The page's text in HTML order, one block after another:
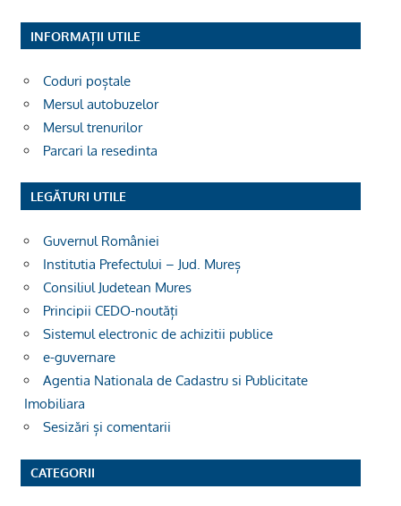
INFORMAȚII UTILE
Coduri poștale
Mersul autobuzelor
Mersul trenurilor
Parcari la resedinta
LEGĂTURI UTILE
Guvernul României
Institutia Prefectului – Jud. Mureș
Consiliul Judetean Mures
Principii CEDO-noutăți
Sistemul electronic de achizitii publice
e-guvernare
Agentia Nationala de Cadastru si Publicitate
Imobiliara
Sesizări și comentarii
CATEGORII